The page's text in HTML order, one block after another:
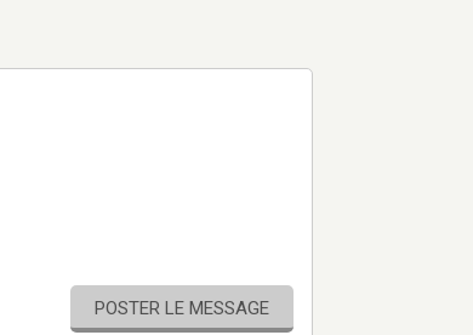
POSTER LE MESSAGE